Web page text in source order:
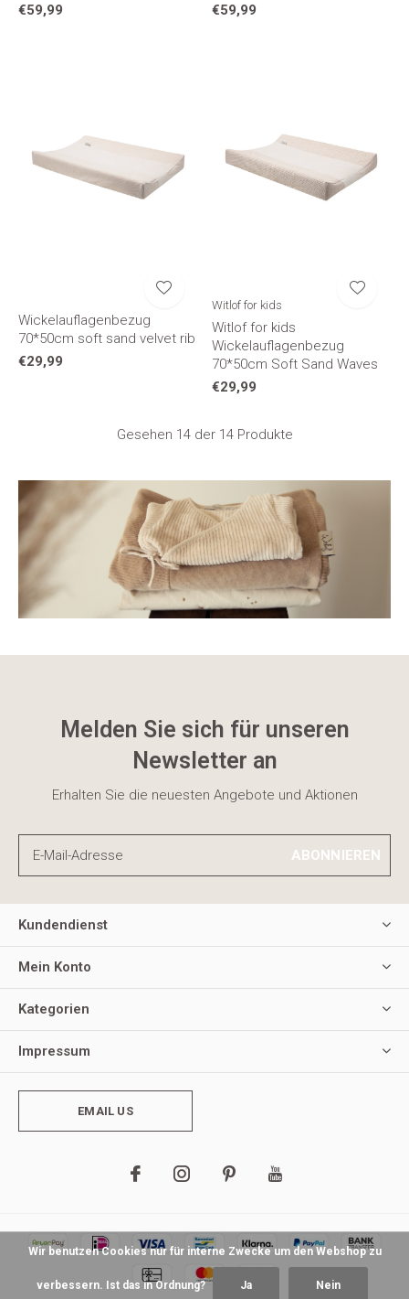
€59,99
€59,99
Wickelauflagenbezug
70*50cm soft sand velvet rib
€29,99
Witlof for kids
Witlof for kids
Wickelauflagenbezug
70*50cm Soft Sand Waves
€29,99
Gesehen 14 der 14 Produkte
Melden Sie sich für unseren
Newsletter an
Erhalten Sie die neuesten Angebote und Aktionen
ABONNIEREN
Kundendienst
Mein Konto
Kategorien
Impressum
EMAIL US
Wir benutzen Cookies nur für interne Zwecke um den Webshop zu
verbessern. Ist das in Ordnung? Ja Nein